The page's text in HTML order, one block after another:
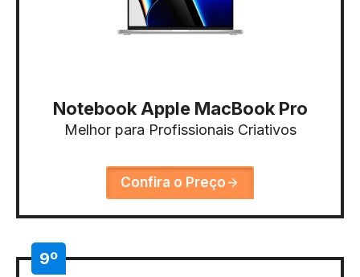
Notebook Apple MacBook Pro
Melhor para Profissionais Criativos
Confira o Preço
9º